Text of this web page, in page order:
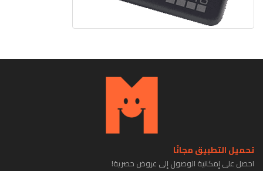
تحميل التطبيق مجانًا
احصل على إمكانية الوصول إلى عروض حصرية!